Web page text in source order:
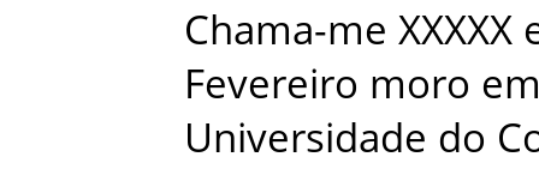
Chama-me XXXXX
Fevereiro moro
Universidade do